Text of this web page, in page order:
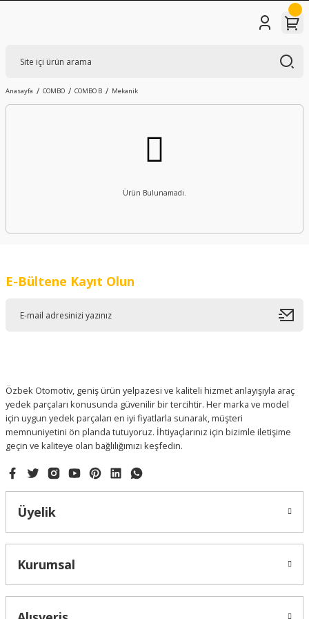
Anasayfa COMBO COMBO B Mekanik
Ürün Bulunamadı.
E-Bültene Kayıt Olun
Özbek Otomotiv, geniş ürün yelpazesi ve kaliteli hizmet anlayışıyla araç
yedek parçaları konusunda güvenilir bir tercihtir. Her marka ve model
için uygun yedek parçaları en iyi fiyatlarla sunarak, müşteri
memnuniyetini ön planda tutuyoruz. İhtiyaçlarınız için bizimle iletişime
geçin ve kaliteye olan bağlılığımızı keşfedin.
Üyelik
Kurumsal